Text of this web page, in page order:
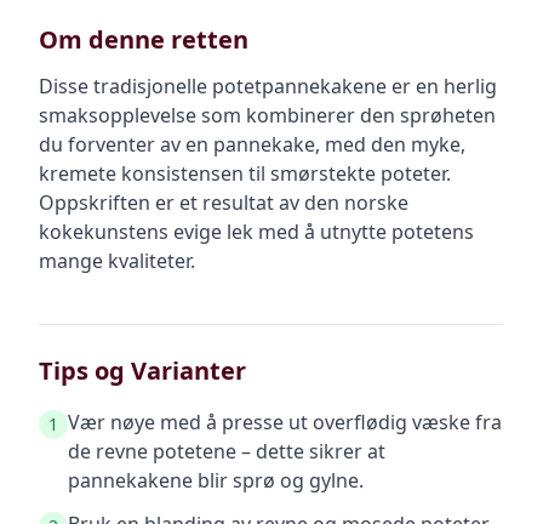
Om denne retten
Disse tradisjonelle potetpannekakene er en herlig
smaksopplevelse som kombinerer den sprøheten
du forventer av en pannekake, med den myke,
kremete konsistensen til smørstekte poteter.
Oppskriften er et resultat av den norske
kokekunstens evige lek med å utnytte potetens
mange kvaliteter.
Tips og Varianter
1 Vær nøye med å presse ut overflødig væske fra
de revne potetene – dette sikrer at
pannekakene blir sprø og gylne.